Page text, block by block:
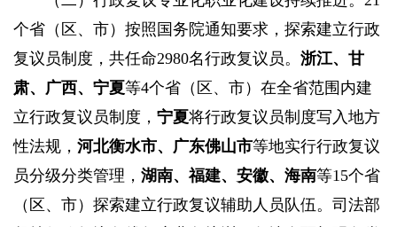
个省（区、市）按照国务院通知要求，探索建立行政
复议员制度，共任命2980名行政复议员。 浙江、甘
肃、广西、宁夏等4个省（区、市）在全省范围内建
立行政复议员制度， 宁夏将行政复议员制度写入地方
性法规， 河北衡水市、广东佛山市等地实行行政复议
员分级分类管理， 湖南、福建、安徽、海南等15个省
（区、市）探索建立行政复议辅助人员队伍。司法部